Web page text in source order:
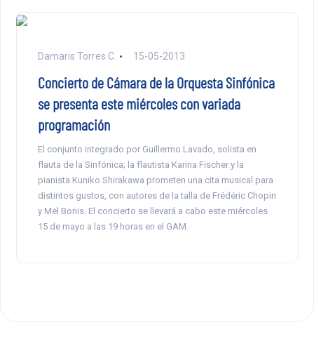
Damaris Torres C. 15-05-2013
Concierto de Cámara de la Orquesta Sinfónica
se presenta este miércoles con variada
programación
El conjunto integrado por Guillermo Lavado, solista en
flauta de la Sinfónica; la flautista Karina Fischer y la
pianista Kuniko Shirakawa prometen una cita musical para
distintos gustos, con autores de la talla de Frédéric Chopin
y Mel Bonis. El concierto se llevará a cabo este miércoles
15 de mayo a las 19 horas en el GAM.